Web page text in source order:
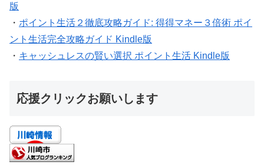
版
・ ポイント生活２徹底攻略ガイド: 得得マネー３倍術 ポイ
ント生活完全攻略ガイド Kindle版
・ キャッシュレスの賢い選択 ポイント生活 Kindle版
応援クリックお願いします